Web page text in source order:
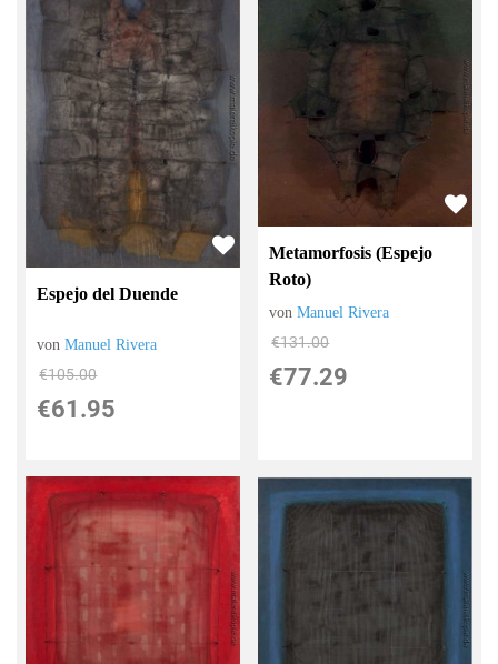
Espejo del Duende
vonManuel Rivera
€105.00
€61.95
Metamorfosis (Espejo
Roto)
vonManuel Rivera
€131.00
€77.29